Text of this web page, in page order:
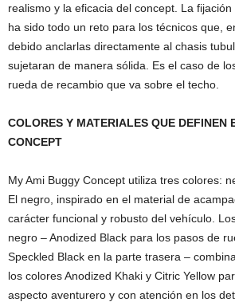
realismo y la eficacia del concept. La
ha sido todo un reto para los técnicos que,
debido anclarlas directamente al chasis
sujetaran de manera sólida. Es el caso de
rueda de recambio que va sobre el techo.
COLORES Y MATERIALES QUE DEFINEN
CONCEPT
My Ami Buggy Concept utiliza tres colores:
El negro, inspirado en el material de
carácter funcional y robusto del vehículo.
negro – Anodized Black para los pasos de
Speckled Black en la parte trasera –
los colores Anodized Khaki y Citric Yellow
aspecto aventurero y con atención en los